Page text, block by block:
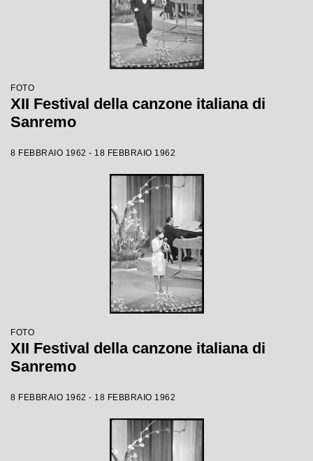
FOTO
XII Festival della canzone italiana di
Sanremo
8 FEBBRAIO 1962 - 18 FEBBRAIO 1962
FOTO
XII Festival della canzone italiana di
Sanremo
8 FEBBRAIO 1962 - 18 FEBBRAIO 1962